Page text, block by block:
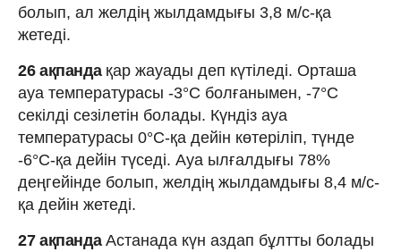
болып, ал желдің жылдамдығы 3,8 м/с-қа
жетеді.
26 ақпандақар жауады деп күтіледі. Орташа
ауа температурасы -3°C болғанымен, -7°C
секілді сезілетін болады. Күндіз ауа
температурасы 0°C-қа дейін көтеріліп, түнде
-6°C-қа дейін түседі. Ауа ылғалдығы 78%
деңгейінде болып, желдің жылдамдығы 8,4 м/с-
қа дейін жетеді.
27 ақпандаАстанада күн аздап бұлтты болады